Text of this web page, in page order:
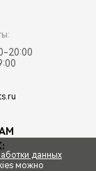
20:00
данных
можно